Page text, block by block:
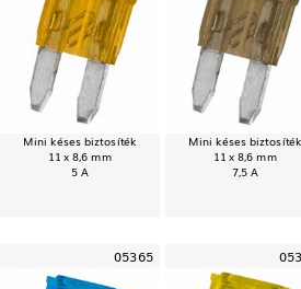
Mini késes biztosíték
11 x 8,6 mm
5 A
Mini késes biztosíték
11 x 8,6 mm
7,5 A
05365